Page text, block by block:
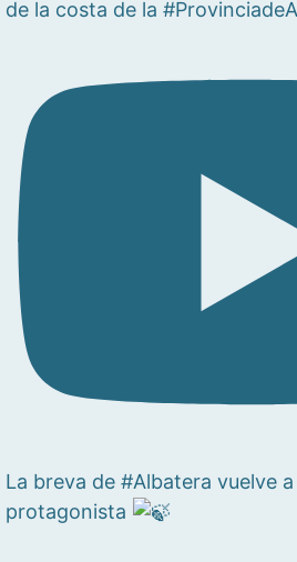
de la costa de la
La breva de #Albatera vuelve
protagonista